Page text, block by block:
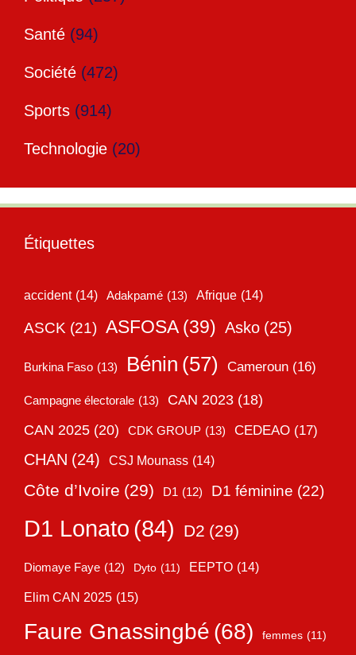
Santé (94)
Société (472)
Sports (914)
Technologie (20)
Étiquettes
accident (14) Adakpamé (13) Afrique (14)
ASCK (21) ASFOSA (39) Asko (25)
Burkina Faso (13) Bénin (57) Cameroun (16)
Campagne électorale (13) CAN 2023 (18)
CAN 2025 (20) CDK GROUP (13) CEDEAO (17)
CHAN (24) CSJ Mounass (14)
Côte d’Ivoire (29) D1 (12) D1 féminine (22)
D1 Lonato (84) D2 (29)
Diomaye Faye (12) Dyto (11) EEPTO (14)
Elim CAN 2025 (15)
Faure Gnassingbé (68) femmes (11)